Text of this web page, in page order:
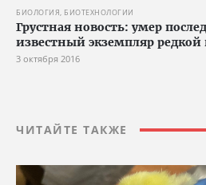
БИОЛОГИЯ, БИОТЕХНОЛОГИИ
Грустная новость: умер
известный экземпляр
3 октября 2016
ЧИТАЙТЕ ТАКЖЕ